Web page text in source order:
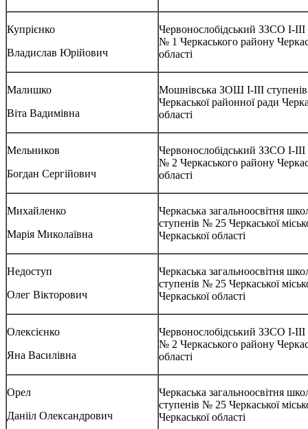
Купрієнко
Владислав Юрійович
Червонослобідський ЗЗСО І-ІІІ
№ 1 Черкаського району
області
Малишко
Віта Вадимівна
Мошнівська ЗОШ І-ІІІ ступенів
Черкаської районної ради
області
Мельников
Богдан Сергійович
Червонослобідський ЗЗСО І-ІІІ
№ 2 Черкаського району
області
Михайленко
Марія Миколаївна
Черкаська загальноосвітня
ступенів № 25 Черкаської
Черкаської області
Недоступ
Олег Вікторович
Черкаська загальноосвітня
ступенів № 25 Черкаської
Черкаської області
Олексієнко
Яна Василівна
Червонослобідський ЗЗСО І-ІІІ
№ 2 Черкаського району
області
Орел
Данііл Олександрович
Черкаська загальноосвітня
ступенів № 25 Черкаської
Черкаської області